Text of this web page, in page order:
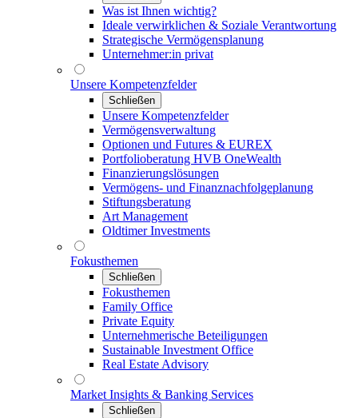
Was ist Ihnen wichtig?
Ideale verwirklichen & Soziale Verantwortung
Strategische Vermögensplanung
Unternehmer:in privat
Unsere Kompetenzfelder
Schließen
Unsere Kompetenzfelder
Vermögensverwaltung
Optionen und Futures & EUREX
Portfolioberatung HVB OneWealth
Finanzierungslösungen
Vermögens- und Finanznachfolgeplanung
Stiftungsberatung
Art Management
Oldtimer Investments
Fokusthemen
Schließen
Fokusthemen
Family Office
Private Equity
Unternehmerische Beteiligungen
Sustainable Investment Office
Real Estate Advisory
Market Insights & Banking Services
Schließen